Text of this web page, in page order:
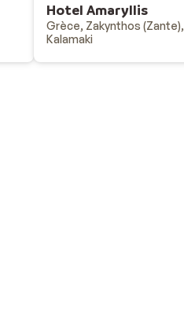
Hotel Amaryllis
Grèce, Zakynthos (Zante),
Kalamaki